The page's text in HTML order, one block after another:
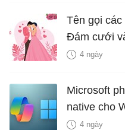
Tên gọi
Đám cưới
là bao nhiêu
4 ngày
Microsoft
native cho
năng mới
4 ngày